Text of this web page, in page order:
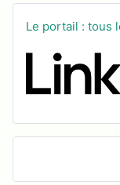
Le portail : tous